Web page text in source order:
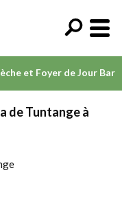
et Foyer de Jour
de Tuntange à